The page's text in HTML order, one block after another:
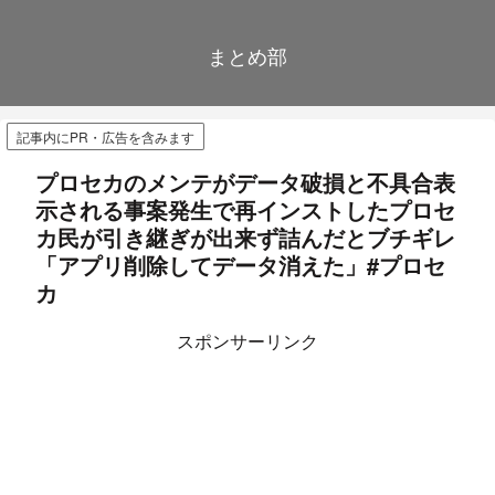
まとめ部
記事内にPR・広告を含みます
プロセカのメンテがデータ破損と不具合表
示される事案発生で再インストしたプロセ
カ民が引き継ぎが出来ず詰んだとブチギレ
「アプリ削除してデータ消えた」#プロセ
カ
スポンサーリンク